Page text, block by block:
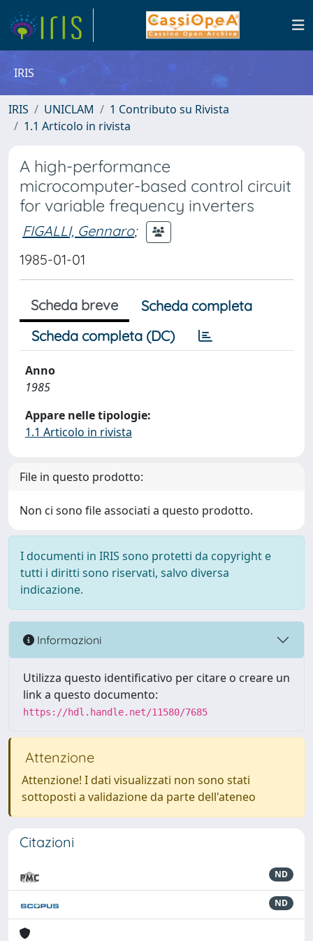
IRIS
IRIS UNICLAM
1 Contributo su Rivista
1.1 Articolo in rivista
A high-performance
microcomputer-based control circuit
for variable frequency inverters
FIGALLI, Gennaro;
1985-01-01
Scheda breve
Scheda completa
Scheda completa (DC)
Anno
1985
Appare nelle tipologie:
1.1 Articolo in rivista
File in questo prodotto:
Non ci sono file associati a questo prodotto.
I documenti in IRIS sono protetti da copyright e
tutti i diritti sono riservati, salvo diversa
indicazione.
Informazioni
Utilizza questo identificativo per citare o creare un
link a questo documento:
https://hdl.handle.net/11580/7685
Attenzione
Attenzione! I dati visualizzati non sono stati
sottoposti a validazione da parte dell'ateneo
Citazioni
ND
ND